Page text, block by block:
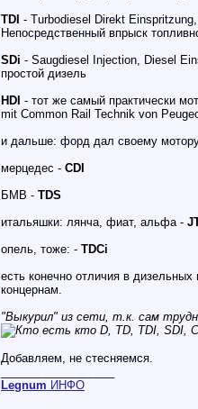
TDI - Turbodiesel Direkt
Непосредственный впрыск
SDi - Saugdiesel Injection, Diesel
простой дизель
HDI - тот же самый практически
mit Common Rail Technik von
и дальше: форд дал своему
мерцедес - CDI
БМВ - TDS
итальяшки: лянча, фиат, альфа -
опель, тоже: - TDCi
есть конечно отличия в
концернам.
"Выкурил" из сети, т.к. сам
Добавляем, не стесняемся.
Legnum ИНФО